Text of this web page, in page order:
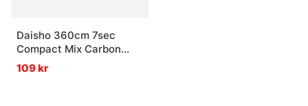
Daisho 360cm 7sec
Compact Mix Carbon
Metspö
109 kr